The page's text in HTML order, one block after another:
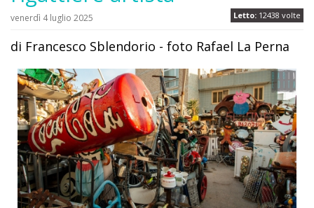
Letto: 12438 volte
venerdì 4 luglio 2025
di Francesco Sblendorio - foto Rafael La Perna